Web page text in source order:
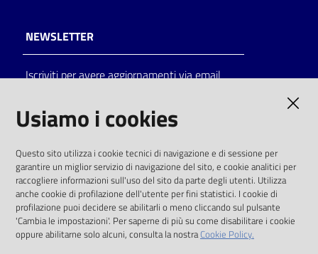
on line
Eventi
Chiedi al
bibliotecario
Avvisi
NEWSLETTER
Iscriviti per avere aggiornamenti via email
solo alle condizioni previste dalla direttiva
comunitaria 2003/98/CE e dal d.lgs. 36/2006
SOCIAL
Instagram
Usiamo i cookies
Questo sito utilizza i cookie tecnici di navigazione e di sessione per
garantire un miglior servizio di navigazione del sito, e cookie analitici per
raccogliere informazioni sull'uso del sito da parte degli utenti. Utilizza
anche cookie di profilazione dell'utente per fini statistici. I cookie di
profilazione puoi decidere se abilitarli o meno cliccando sul pulsante
'Cambia le impostazioni'. Per saperne di più su come disabilitare i cookie
oppure abilitarne solo alcuni, consulta la nostraCookie Policy.